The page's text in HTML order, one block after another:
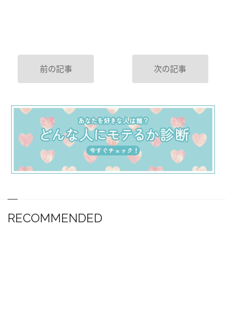
前の記事 次の記事
RECOMMENDED